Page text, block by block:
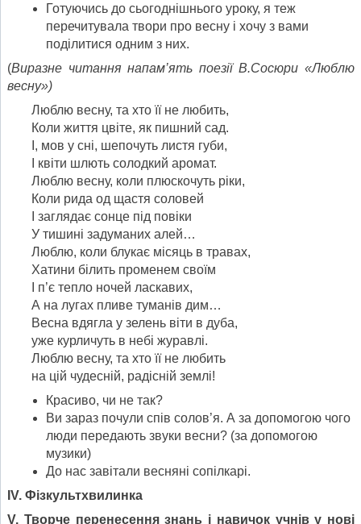
Готуючись до сьогоднішнього уроку, я теж
перечитувала твори про весну і хочу з вами
поділитися одним з них.
(Виразне читання напам’ять поезії В.Сосюри «Люблю
весну»)
Люблю весну, та хто її не любить,
Коли життя цвіте, як пишний сад.
І, мов у сні, шепочуть листя губи,
І квіти шлють солодкий аромат.
Люблю весну, коли плюскочуть ріки,
Коли рида од щастя соловей
І заглядає сонце під повіки
У тишині задуманих алей…
Люблю, коли блукає місяць в травах,
Хатини білить променем своїм
І п’є тепло ночей ласкавих,
А на лугах пливе туманів дим…
Весна вдягла у зелень віти в дуба,
уже курличуть в небі журавлі.
Люблю весну, та хто її не любить
на цій чудесній, радісній землі!
Красиво, чи не так?
Ви зараз почули спів солов’я. А за допомогою чого
люди передають звуки весни? (за допомогою
музики)
До нас завітали весняні сопілкарі.
IV. Фізкультхвилинка
V. Творче перенесення знань і навичок учнів у нові